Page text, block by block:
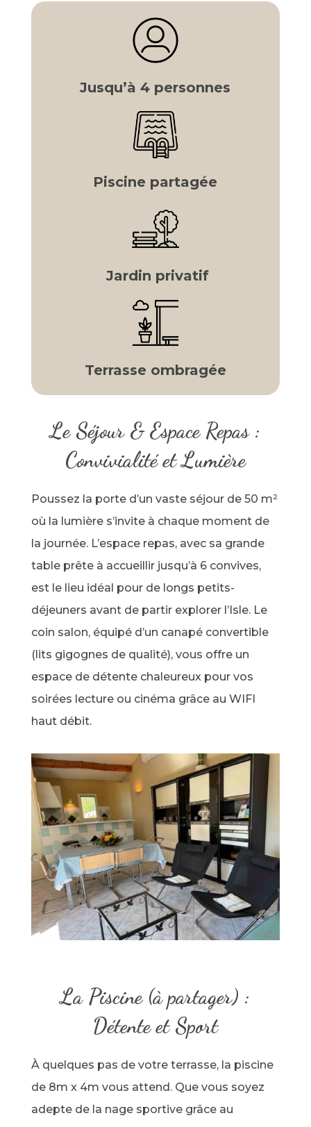
Jusqu’à 4 personnes
Piscine partagée
Jardin privatif
Terrasse ombragée
Le Séjour & Espace Repas :
Convivialité et Lumière
Poussez la porte d’un vaste séjour de 50 m²
où la lumière s’invite à chaque moment de
la journée. L’espace repas, avec sa grande
table prête à accueillir jusqu’à 6 convives,
est le lieu idéal pour de longs petits-
déjeuners avant de partir explorer l’Isle. Le
coin salon, équipé d’un canapé convertible
(lits gigognes de qualité), vous offre un
espace de détente chaleureux pour vos
soirées lecture ou cinéma grâce au WIFI
haut débit.
La Piscine (à partager) :
Détente et Sport
À quelques pas de votre terrasse, la piscine
de 8m x 4m vous attend. Que vous soyez
adepte de la nage sportive grâce au